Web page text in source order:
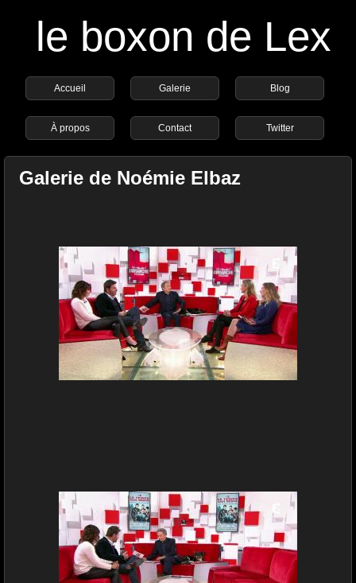
le boxon de Lex
Accueil Galerie Blog
À propos Contact Twitter
Galerie de Noémie Elbaz